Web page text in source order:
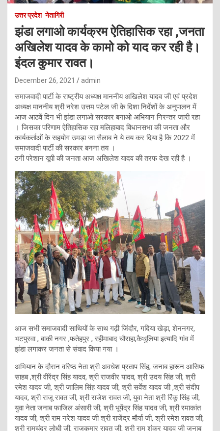
उत्तर प्रदेश नेतागिरी
झंडा लगाओ कार्यक्रम ऐतिहासिक रहा ,जनता
अखिलेश यादव के कामो को याद कर रही है।
इंदल कुमार रावत।
December 26, 2021 admin
समाजवादी पार्टी के राष्ट्रीय अध्यक्ष माननीय अखिलेश यादव जी एवं प्रदेश
अध्यक्ष माननीय श्री नरेश उत्तम पटेल जी के दिशा निर्देशों के अनुपालन में
आज आठवें दिन भी झंडा लगाओ सरकार बनाओ अभियान निरन्तर जारी रहा
। जिसका परिणाम ऐतिहासिक रहा मलिहाबाद विधानसभा की जनता और
कार्यकर्ताओं के सहयोग उमड़ा जा सैलाब ने ये तय कर दिया है कि 2022 में
समाजवादी पार्टी की सरकार बनना तय ।
ठगी परेशान यूपी की जनता आज अखिलेश यादव की तरफ देख रही है ।
आज सभी समाजवादी साथियों के साथ गढ़ी जिंदौर, गदिया खेड़ा, शेननगर,
भटपुरवा , बाकी नगर ,फतेहपुर , रहीमाबाद चौराहा,कैथुलिया इत्यादि गांव में
झंडा लगाकर जनता से संवाद किया गया ।
अभियान के दौरान वरिष्ठ नेता श्री अवधेश प्रताप सिंह, जनाब हारून आसिफ
साहब ,श्री वीरेंद्र सिंह यादव, श्री राजवीर यादव, श्री उदय सिंह जी, श्री
रमेश यादव जी, श्री जालिम सिंह यादव जी, श्री सर्वेश यादव जी ,श्री संदीप
यादव, श्री राजू रावत जी, श्री राजेश रावत जी, युवा नेता श्री रिंकू सिंह जी,
युवा नेता जनाब फाजिल अंसारी जी, श्री भूपेंद्र सिंह यादव जी, श्री रमाकांत
यादव जी, श्री राम नरेश यादव जी श्री राजेंद्र मौर्या जी, श्री रमेश रावत जी,
श्री रामचंद्र लोधी जी, राजकुमार रावत जी, श्री राम शंकर यादव जी जनाब